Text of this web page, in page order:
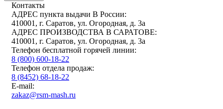
Контакты
АДРЕС пункта выдачи В России:
410001, г. Саратов, ул. Огородная, д. 3а
АДРЕС ПРОИЗВОДСТВА В САРАТОВЕ:
410001, г. Саратов, ул. Огородная, д. 3а
Телефон бесплатной горячей линии:
8 (800) 600-18-22
Телефон отдела продаж:
8 (8452) 68-18-22
E-mail:
zakaz@rsm-mash.ru